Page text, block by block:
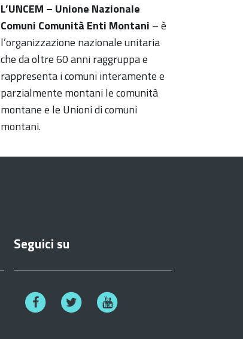
L’UNCEM – Unione Nazionale
Comuni Comunità Enti Montani – è
l’organizzazione nazionale unitaria
che da oltre 60 anni raggruppa e
rappresenta i comuni interamente e
parzialmente montani le comunità
montane e le Unioni di comuni
montani.
Seguici su